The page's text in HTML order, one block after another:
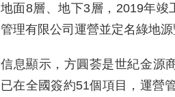
地面8層、地下3層，2019年竣
管理有限公司運營並定名綠地源
信息顯示，方圓荟是世紀金源
已在全國簽約51個項目，運營